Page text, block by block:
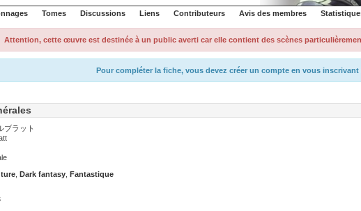
Tomes Discussions Liens Contributeurs Avis des membres
Attention, cette œuvre est destinée à un public averti car elle contient des scènes
Pour compléter la fiche, vous devez créer un compte en vous inscrivant
ブラット
Dark fantasy Fantastique